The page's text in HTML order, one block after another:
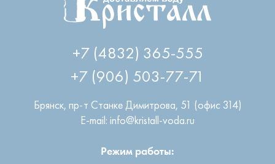
+7 (4832) 365-555
+7 (906) 503-77-71
Брянск
пр-т Станке Димитрова, 51 (офис 314)
E-mail: info@kristall-voda.ru
Режим работы: